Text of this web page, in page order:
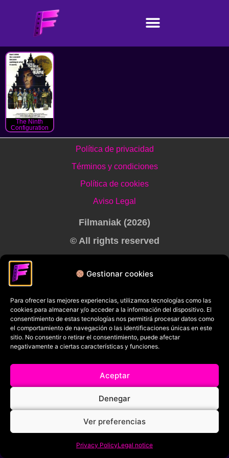
Gestionar cookies
Para ofrecer las mejores experiencias, utilizamos tecnologías como las
cookies para almacenar y/o acceder a la información del dispositivo. El
consentimiento de estas tecnologías nos permitirá procesar datos como
el comportamiento de navegación o las identificaciones únicas en este
sitio. No consentir o retirar el consentimiento, puede afectar
negativamente a ciertas características y funciones.
Aceptar
Denegar
Ver preferencias
Privacy PolicyLegal notice
The Ninth
Configuration
Política de privacidad
Términos y condiciones
Política de cookies
Aviso Legal
Filmaniak (2026)
© All rights reserved